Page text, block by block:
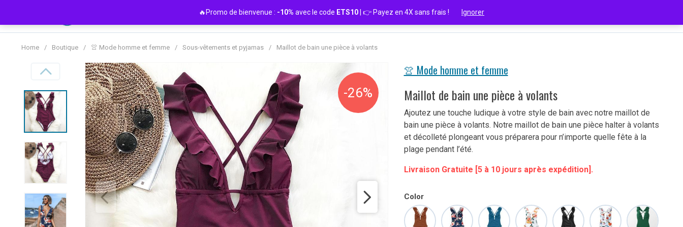
contenu
Home / Boutique / 👚 Mode homme et femme / Sous-vêtements et pyjamas / Maillot de bain une pièce à volants
-26%
👚 Mode homme et femme
Maillot de bain une pièce à volants
Ajoutez une touche ludique à votre style de bain avec notre maillot de
bain une pièce à volants. Notre maillot de bain une pièce halter à volants
et décolleté plongeant vous préparera pour n’importe quelle fête à la
plage pendant l’été.
Livraison Gratuite [5 à 10 jours après expédition].
Color
🔥Promo de bienvenue : -10% avec le code ETS10 | 👉 Payez en 4X sans frais ! Ignorer